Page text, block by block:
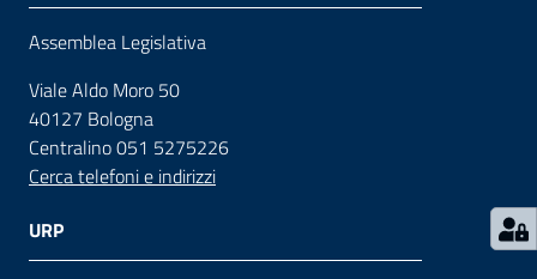
Contatti
Seguici
su
Assemblea Legislativa
Viale Aldo Moro 50
40127 Bologna
Centralino 051 5275226
Cerca telefoni e indirizzi
URP